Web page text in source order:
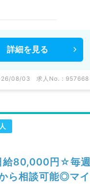
詳細を 見る
08/03 求人No. : 957668
給80,000円☆毎週
ら相談可能◎マイ